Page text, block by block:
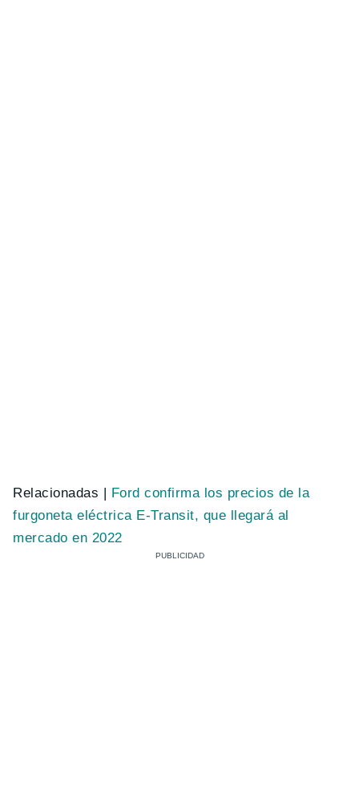
Relacionadas | Ford confirma los precios de la
furgoneta eléctrica E-Transit, que llegará al
mercado en 2022